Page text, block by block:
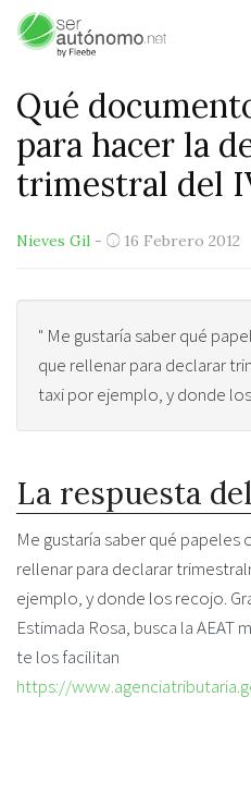
Qué
para hacer la
trimestral del
Nieves Gil - 16 Febrero 2012
" Me gustaría saber qué
que rellenar para declarar
taxi por ejemplo, y donde
La respuesta
Me gustaría saber qué
rellenar para declarar
ejemplo, y donde los recojo.
Estimada Rosa, busca la AEAT
te los facilitan
https://